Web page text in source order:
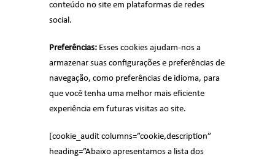
conteúdo no site em plataformas de redes
social.
Preferências: Esses cookies ajudam-nos a
armazenar suas configurações e preferências de
navegação, como preferências de idioma, para
que você tenha uma melhor mais eficiente
experiência em futuras visitas ao site.
[cookie_audit columns=”cookie,description”
heading=”Abaixo apresentamos a lista dos